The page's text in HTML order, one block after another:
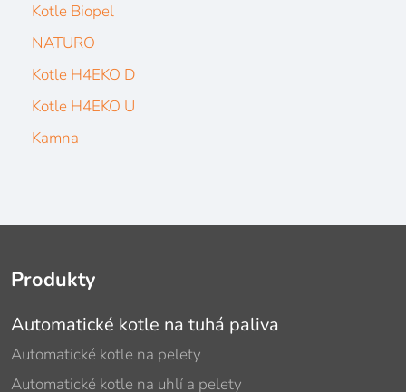
Kotle Biopel
NATURO
Kotle H4EKO D
Kotle H4EKO U
Kamna
Produkty
Automatické kotle na tuhá paliva
Automatické kotle na pelety
Automatické kotle na uhlí a pelety